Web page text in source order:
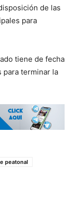
de las
para
tiene de fecha
para terminar la
peatonal